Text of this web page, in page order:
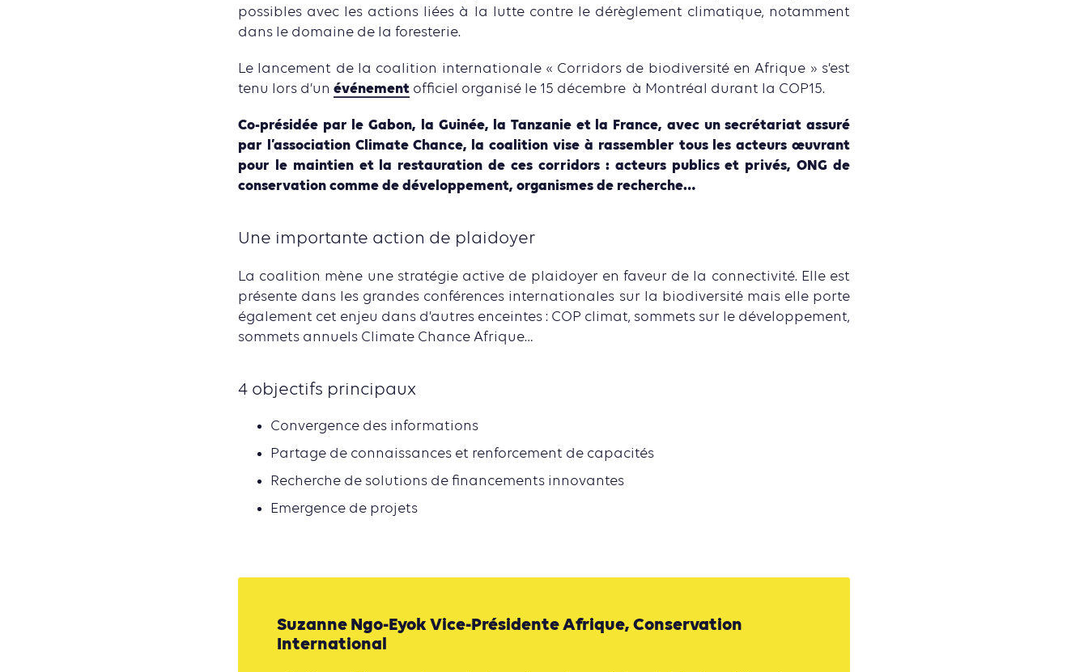
possibles avec les actions liées à la lutte contre le dérèglement climatique, notamment
dans le domaine de la foresterie.
Le lancement de la coalition internationale « Corridors de biodiversité en Afrique » s’est
tenu lors d’un événement officiel organisé le 15 décembre à Montréal durant la COP15.
Co-présidée par le Gabon, la Guinée, la Tanzanie et la France, avec un secrétariat assuré
par l’association Climate Chance, la coalition vise à rassembler tous lesacteurs œuvrant
pour le maintien et la restauration de ces corridors : acteurs publics et privés, ONG de
conservation comme de développement, organismes de recherche…
Une importante action de plaidoyer
La coalition mène une stratégie active de plaidoyer en faveur de la connectivité. Elle est
présente dans les grandes conférences internationales sur la biodiversité mais elle porte
également cet enjeu dans d’autres enceintes : COP climat, sommets sur le développement,
sommets annuels Climate Chance Afrique…
4 objectifs principaux
Convergence des informations
Partage de connaissances et renforcement de capacités
Recherche de solutions de financements innovantes
Emergence de projets
Suzanne Ngo-Eyok Vice-Présidente Afrique, Conservation
International